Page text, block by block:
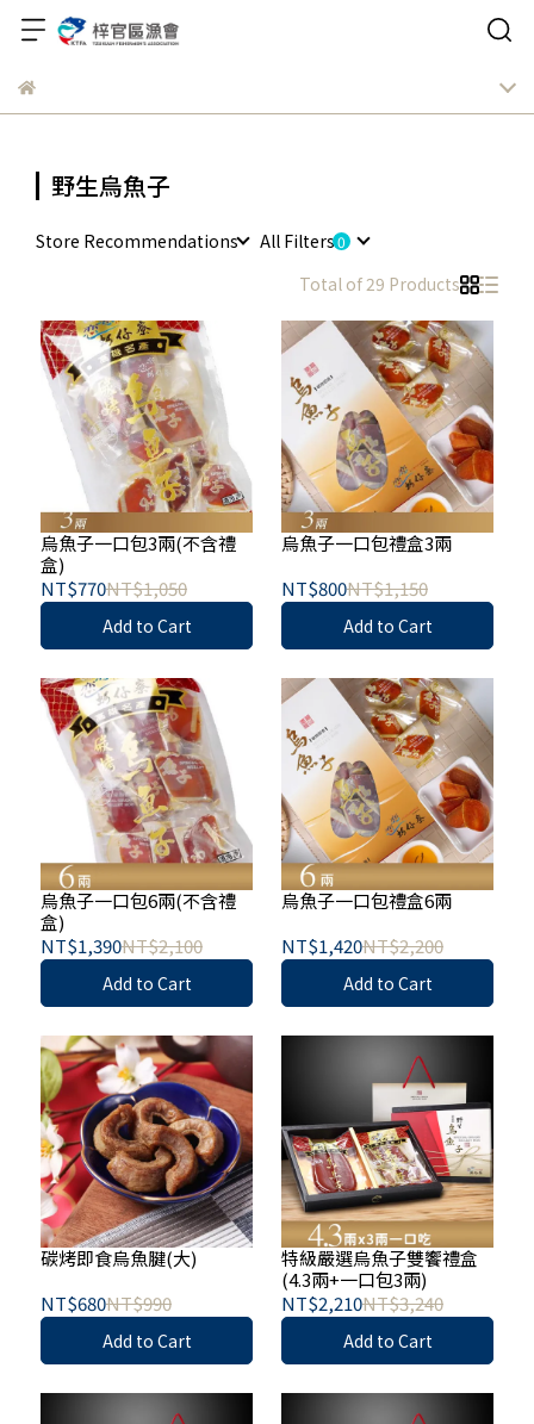
野生烏魚子
Store Recommendations
All Filters
Total of 29 Products
烏魚子一口包3兩(不含禮
盒)
NT$770NT$1,050
Add to Cart
烏魚子一口包禮盒3兩
NT$800NT$1,150
Add to Cart
烏魚子一口包6兩(不含禮
盒)
NT$1,390NT$2,100
Add to Cart
烏魚子一口包禮盒6兩
NT$1,420NT$2,200
Add to Cart
碳烤即食烏魚腱(大)
NT$680NT$990
Add to Cart
特級嚴選烏魚子雙饗禮盒
(4.3兩+一口包3兩)
NT$2,210NT$3,240
Add to Cart